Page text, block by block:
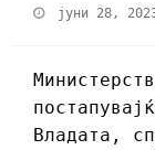
јуни 28,
Владата,